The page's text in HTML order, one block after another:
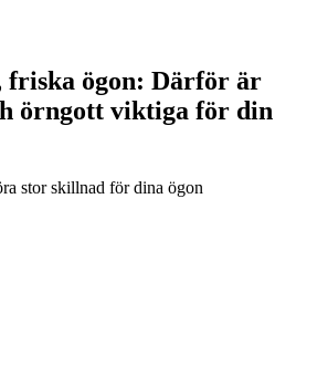
friska ögon: Därför är
örngott viktiga för din
stor skillnad för dina ögon